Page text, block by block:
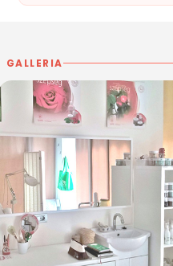
Martedì chiuso.
ESTETICA ELLABELLA.HU
Via Colombera, 41a
33080 Porcia (PN)
Tel. 3392403037
P.IVA 01797170931
GALLERIA